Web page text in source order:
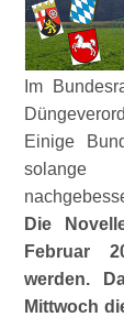
Im
Einige
solange
Die
Februar
werden.
Mittwoch